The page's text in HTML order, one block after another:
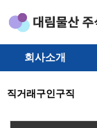
회사소개
직거래구인구직